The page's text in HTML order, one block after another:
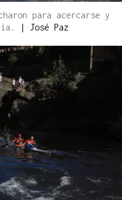
para acercarse y
| José Paz